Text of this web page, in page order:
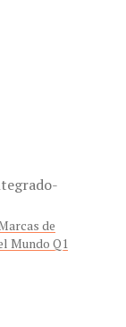
de
Mundo Q1